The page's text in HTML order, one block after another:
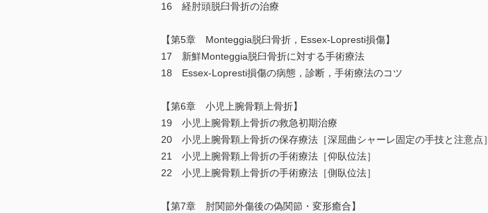
16 経肘頭脱臼骨折の治療
【第5章 Monteggia脱臼骨折，Essex-Lopresti損傷】
17 新鮮Monteggia脱臼骨折に対する手術療法
18 Essex-Lopresti損傷の病態，診断，手術療法のコツ
【第6章 小児上腕骨顆上骨折】
19 小児上腕骨顆上骨折の救急初期治療
20 小児上腕骨顆上骨折の保存療法［深屈曲シャーレ固定の手技と注意点］
21 小児上腕骨顆上骨折の手術療法［仰臥位法］
22 小児上腕骨顆上骨折の手術療法［側臥位法］
【第7章 肘関節外傷後の偽関節・変形癒合】